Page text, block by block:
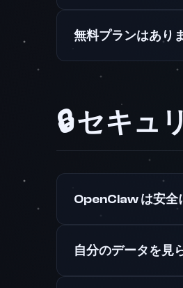
無料プランはあり
🔒 セキュ
OpenClaw は安全
自分のデータを見